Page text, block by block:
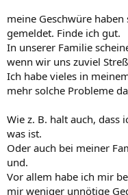
meine Geschwüre
gemeldet. Finde ich gut.
In unserer Familie
wenn wir uns zuviel
Ich habe vieles in
mehr solche Probleme
Wie z. B. halt auch, dass
was ist.
Oder auch bei meiner
und.
Vor allem habe ich mir
mir weniger unnötige